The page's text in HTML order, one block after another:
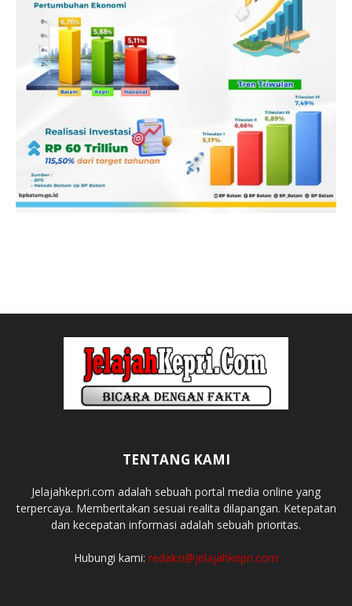
TENTANG KAMI
Jelajahkepri.com adalah sebuah portal media online yang
terpercaya. Memberitakan sesuai realita dilapangan. Ketepatan
dan kecepatan informasi adalah sebuah prioritas.
Hubungi kami: redaksi@jelajahkepri.com